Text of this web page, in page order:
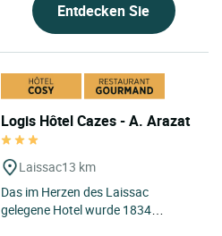
Entdecken Sie
Logis Hôtel Cazes - A. Arazat
Laissac13 km
Das im Herzen des Laissac
gelegene Hotel wurde 1834